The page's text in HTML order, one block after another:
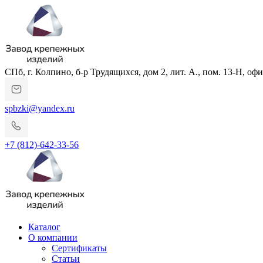
СПб, г. Колпино, б-р Трудящихся, дом 2, лит. А., пом. 13-Н,
spbzki@yandex.ru
+7 (812)-642-33-56
Каталог
О компании
Сертификаты
Статьи